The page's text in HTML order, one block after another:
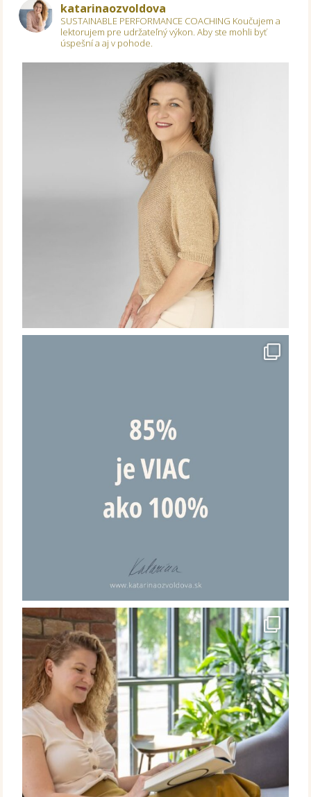
katarinaozvoldova
SUSTAINABLE PERFORMANCE COACHING Koučujem a
lektorujem pre udržateľný výkon.Aby ste mohli byť
úspešní a aj v pohode.